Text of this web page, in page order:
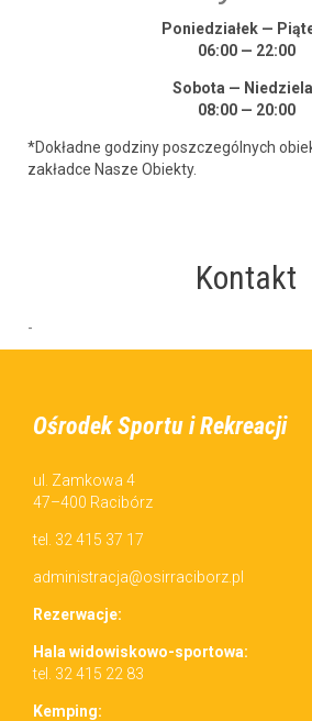
Poniedzi­ałek —
06:00 — 22:00
Sob­o­ta —
08:00 — 20:00
*Dokładne godziny poszczegól­nych
zakład­ce Nasze Obiekty.
Kontakt
-
Ośrodek Sportu i Rekreacji
ul. Zamkowa 4
47–400 Racibórz
tel. 32 415 37 17
administracja@osirraciborz.pl
Rez­erwac­je:
Hala wid­owiskowo-sportowa:
tel. 32 415 22 83
Kemp­ing: